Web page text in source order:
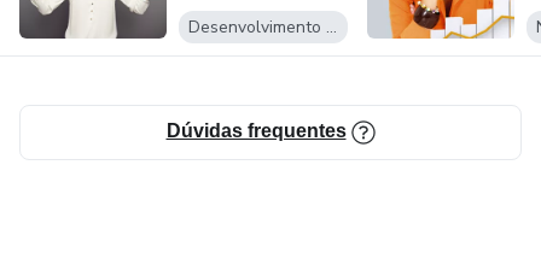
Desenvolvimento Pessoal
Dúvidas frequentes